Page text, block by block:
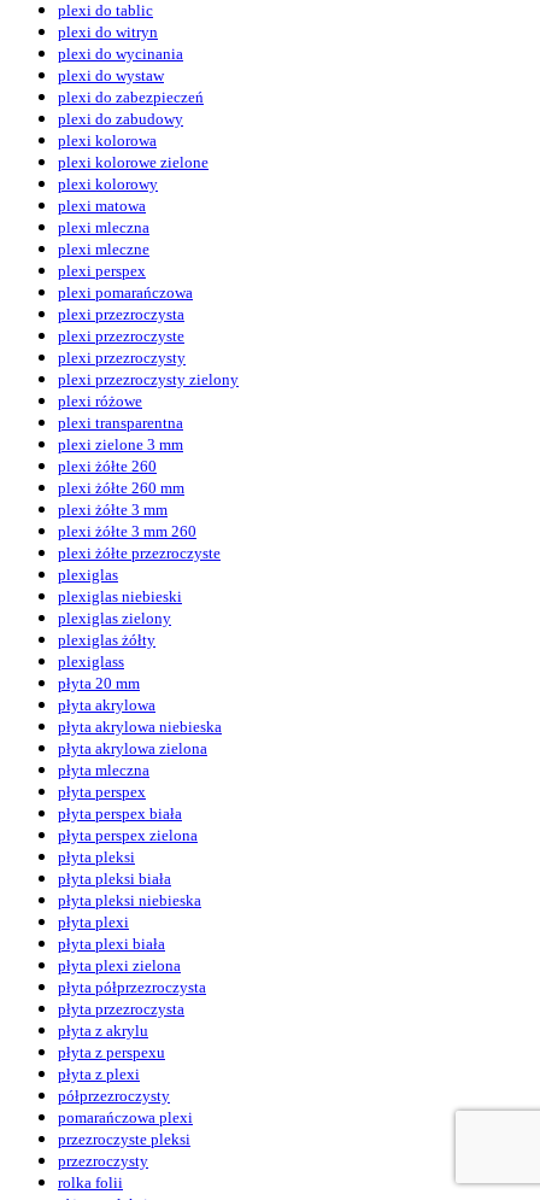
plexi do tablic
plexi do witryn
plexi do wycinania
plexi do wystaw
plexi do zabezpieczeń
plexi do zabudowy
plexi kolorowa
plexi kolorowe zielone
plexi kolorowy
plexi matowa
plexi mleczna
plexi mleczne
plexi perspex
plexi pomarańczowa
plexi przezroczysta
plexi przezroczyste
plexi przezroczysty
plexi przezroczysty zielony
plexi różowe
plexi transparentna
plexi zielone 3 mm
plexi żółte 260
plexi żółte 260 mm
plexi żółte 3 mm
plexi żółte 3 mm 260
plexi żółte przezroczyste
plexiglas
plexiglas niebieski
plexiglas zielony
plexiglas żółty
plexiglass
płyta 20 mm
płyta akrylowa
płyta akrylowa niebieska
płyta akrylowa zielona
płyta mleczna
płyta perspex
płyta perspex biała
płyta perspex zielona
płyta pleksi
płyta pleksi biała
płyta pleksi niebieska
płyta plexi
płyta plexi biała
płyta plexi zielona
płyta półprzezroczysta
płyta przezroczysta
płyta z akrylu
płyta z perspexu
płyta z plexi
półprzezroczysty
pomarańczowa plexi
przezroczyste pleksi
przezroczysty
rolka folii